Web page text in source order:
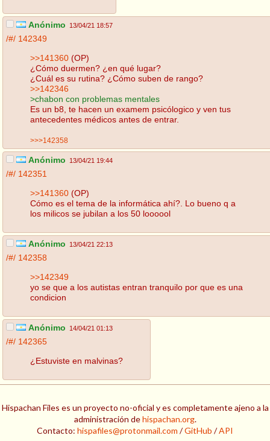
Anónimo 13/04/21 18:57
/#/ 142349
>>141360 (OP)
¿Cómo duermen? ¿en qué lugar?
¿Cuál es su rutina? ¿Cómo suben de rango?
>>142346
>chabon con problemas mentales
Es un b8, te hacen un examem psicólogico y ven tus
antecedentes médicos antes de entrar.
>>>142358
Anónimo 13/04/21 19:44
/#/ 142351
>>141360 (OP)
Cómo es el tema de la informática ahí?. Lo bueno q a
los milicos se jubilan a los 50 loooool
Anónimo 13/04/21 22:13
/#/ 142358
>>142349
yo se que a los autistas entran tranquilo por que es una
condicion
Anónimo 14/04/21 01:13
/#/ 142365
¿Estuviste en malvinas?
Hispachan Files es un proyecto no-oficial y es completamente ajeno a la
administración dehispachan.org.
Contacto: hispafiles@protonmail.com /GitHub /API